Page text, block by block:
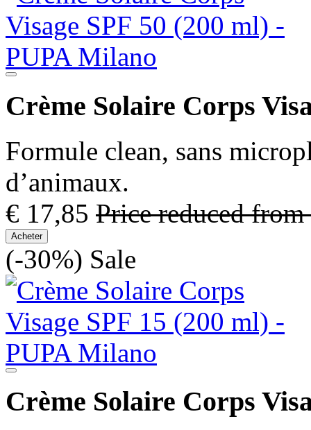
Crème Solaire Corps
Formule clean, sans
d’animaux.
€ 17,85 Price reduced from
Acheter
(-30%) Sale
Crème Solaire Corps